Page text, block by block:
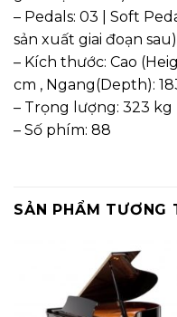
– Pedals: 03 | Soft
sản xuất giai đoạn sau)
– Kích thước: Cao
cm , Ngang(Depth):
– Trọng lượng: 323 kg
– Số phím: 88
SẢN PHẨM TƯƠNG